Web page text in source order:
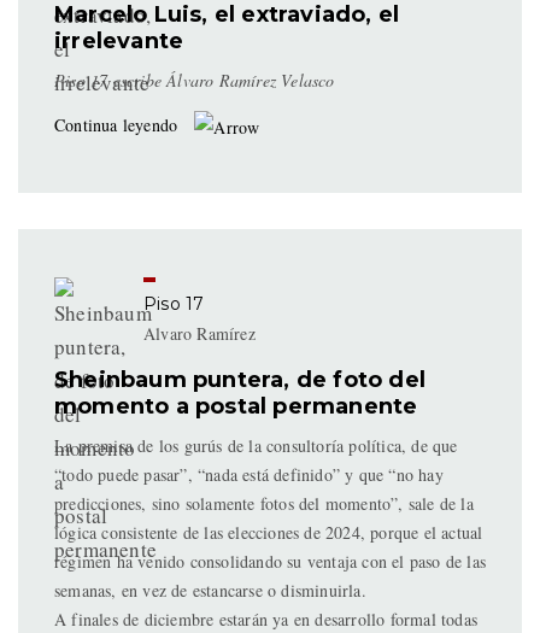
Marcelo Luis, el extraviado, el
irrelevante
Piso 17 escribe Álvaro Ramírez Velasco
Continua leyendo
Piso 17
Alvaro Ramírez
Sheinbaum puntera, de foto del
momento a postal permanente
La premisa de los gurús de la consultoría política, de que
“todo puede pasar”, “nada está definido” y que “no hay
predicciones, sino solamente fotos del momento”, sale de la
lógica consistente de las elecciones de 2024, porque el actual
régimen ha venido consolidando su ventaja con el paso de las
semanas, en vez de estancarse o disminuirla.
A finales de diciembre estarán ya en desarrollo formal todas